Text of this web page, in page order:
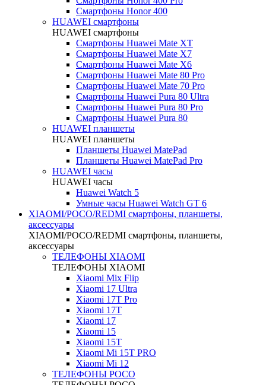
Смартфоны Honor 400
HUAWEI cмартфоны
HUAWEI cмартфоны
Смартфоны Huawei Mate XT
Смартфоны Huawei Mate X7
Смартфоны Huawei Mate X6
Смартфоны Huawei Mate 80 Pro
Смартфоны Huawei Mate 70 Pro
Смартфоны Huawei Pura 80 Ultra
Смартфоны Huawei Pura 80 Pro
Смартфоны Huawei Pura 80
HUAWEI планшеты
HUAWEI планшеты
Планшеты Huawei MatePad
Планшеты Huawei MatePad Pro
HUAWEI часы
HUAWEI часы
Huawei Watch 5
Умные часы Huawei Watch GT 6
XIAOMI/POCO/REDMI cмартфоны, планшеты,
аксессуары
XIAOMI/POCO/REDMI cмартфоны, планшеты,
аксессуары
ТЕЛЕФОНЫ XIAOMI
ТЕЛЕФОНЫ XIAOMI
Xiaomi Mix Flip
Xiaomi 17 Ultra
Xiaomi 17T Pro
Xiaomi 17T
Xiaomi 17
Xiaomi 15
Xiaomi 15T
Xiaomi Mi 15T PRO
Xiaomi Mi 12
ТЕЛЕФОНЫ POCO